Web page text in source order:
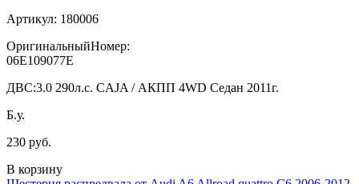
Артикул: 180006
ОригинальныйНомер:
06E109077E
ДВС:3.0 290л.с. CAJA / АКПП 4WD Седан 2011г.
Б.у.
230 руб.
В корзину